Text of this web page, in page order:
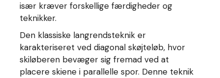
især kræver forskellige færdigheder og
teknikker.
Den klassiske langrendsteknik er
karakteriseret ved diagonal skøjteløb, hvor
skiløberen bevæger sig fremad ved at
placere skiene i parallelle spor. Denne teknik